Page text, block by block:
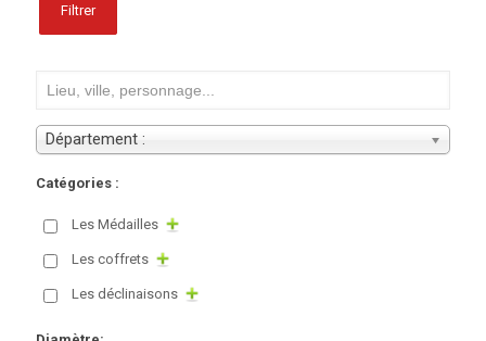
Filtrer
Département :
Catégories :
Les Médailles
Les coffrets
Les déclinaisons